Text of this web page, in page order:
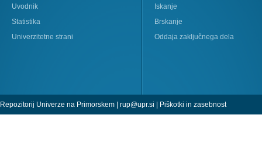
Uvodnik
Statistika
Univerzitetne strani
Iskanje
Brskanje
Oddaja zaključnega dela
Repozitorij Univerze na Primorskem | rup@upr.si | Piškotki in zasebnost